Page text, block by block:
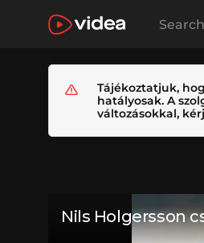
Search
Tájékoztatjuk,
hatályosak. A
változásokkal,